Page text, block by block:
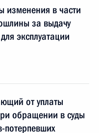
изменения в части
за выдачу
эксплуатации
от уплаты
обращении в суды
потерпевших